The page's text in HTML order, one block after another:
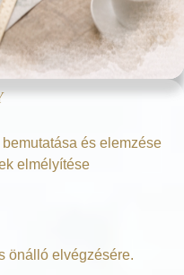
és elemzése
elmélyítése
önálló elvégzésére.